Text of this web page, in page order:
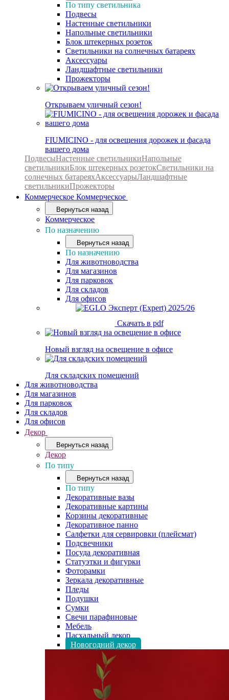
По типу светильника
Подвесы
Настенные светильники
Напольные светильники
Блок штекерных розеток
Светильники на солнечных батареях
Аксессуары
Ландшафтные светильники
Прожекторы
Открываем уличный сезон!
FIUMICINO - для освещения дорожек и фасада
вашего дома
ПодвесыНастенные светильникиНапольные
светильникиБлок штекерных розетокСветильники на
солнечных батареяхАксессуарыЛандшафтные
светильникиПрожекторы
Коммерческое Коммерческое
Вернуться назад
Коммерческое
По назначению
Вернуться назад
По назначению
Для животноводства
Для магазинов
Для парковок
Для складов
Для офисов
Скачать в pdf
Новый взгляд на освещение в офисе
Для складских помещений
Для животноводства
Для магазинов
Для парковок
Для складов
Для офисов
Декор
Вернуться назад
Декор
По типу
Вернуться назад
По типу
Декоративные вазы
Декоративные картины
Корзины декоративные
Декоративное панно
Салфетки для сервировки (плейсмат)
Подсвечники
Посуда декоративная
Статуэтки и фигурки
Фоторамки
Зеркала декоративные
Пледы
Подушки
Сумки
Свечи парафиновые
Мебель
Пасхальный декор
Новогодний декор